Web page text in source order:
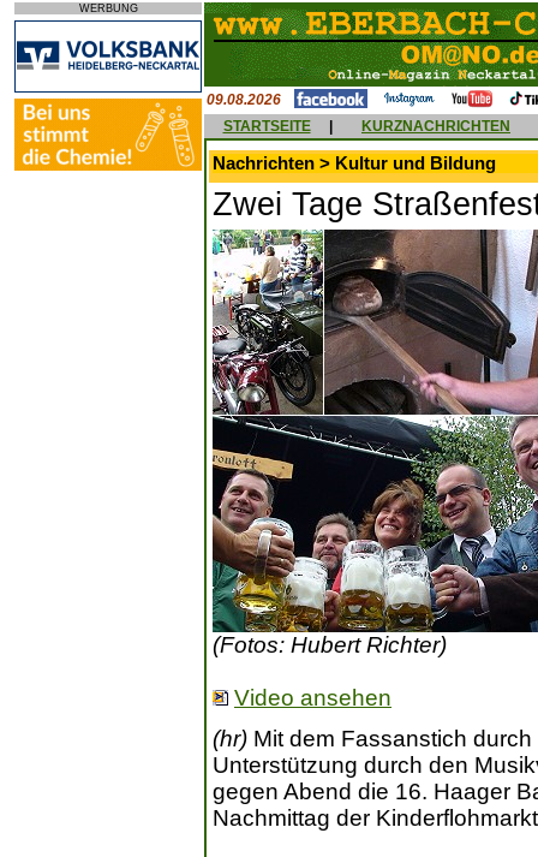
WERBUNG
09.08.2026
STARTSEITE
KURZNACHRICHTEN
Nachrichten > Kultur und Bildung
Zwei Tage
(Fotos: Hubert Richter)
Video ansehen
(hr) Mit dem Fassanstich
Unterstützung durch den
gegen Abend die 16. Haager
Nachmittag der